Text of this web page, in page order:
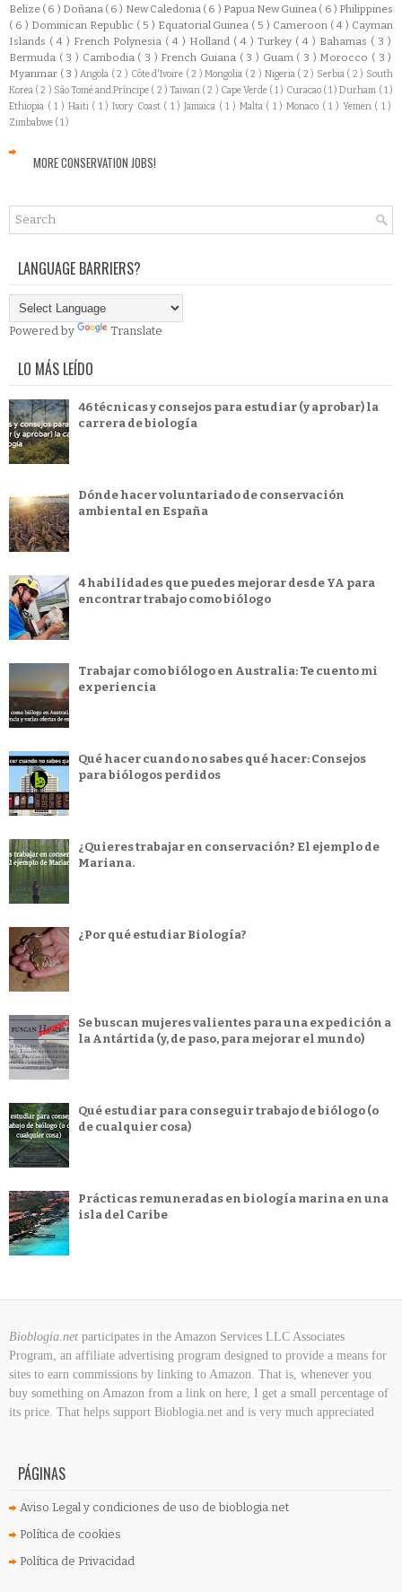
Belize ( 6 ) Doñana ( 6 ) New Caledonia ( 6 ) Papua New Guinea ( 6 ) Philippines
( 6 ) Dominican Republic ( 5 ) Equatorial Guinea ( 5 ) Cameroon ( 4 ) Cayman
Islands ( 4 ) French Polynesia ( 4 ) Holland ( 4 ) Turkey ( 4 ) Bahamas ( 3 )
Bermuda ( 3 ) Cambodia ( 3 ) French Guiana ( 3 ) Guam ( 3 ) Morocco ( 3 )
Myanmar ( 3 )Angola ( 2 ) Côte d'Ivoire ( 2 )Mongolia ( 2 ) Nigeria ( 2 ) Serbia ( 2 ) South
Korea ( 2 ) São Tomé and Príncipe ( 2 ) Taiwan ( 2 ) Cape Verde ( 1 ) Curacao ( 1 )Durham ( 1 )
Ethiopia ( 1 ) Haiti ( 1 ) Ivory Coast ( 1 )Jamaica ( 1 ) Malta ( 1 )Monaco ( 1 ) Yemen ( 1 )
Zimbabwe ( 1 )
MORE CONSERVATION JOBS!
LANGUAGE BARRIERS?
Powered by Translate
LO MÁS LEÍDO
46 técnicas y consejos para estudiar (y aprobar) la
carrera de biología
Dónde hacer voluntariado de conservación
ambiental en España
4 habilidades que puedes mejorar desde YA para
encontrar trabajo como biólogo
Trabajar como biólogo en Australia: Te cuento mi
experiencia
Qué hacer cuando no sabes qué hacer: Consejos
para biólogos perdidos
¿Quieres trabajar en conservación? El ejemplo de
Mariana.
¿Por qué estudiar Biología?
Se buscan mujeres valientes para una expedición a
la Antártida (y, de paso, para mejorar el mundo)
Qué estudiar para conseguir trabajo de biólogo (o
de cualquier cosa)
Prácticas remuneradas en biología marina en una
isla del Caribe
Bioblogia.net participates in the Amazon Services LLC Associates
Program, an affiliate advertising program designed to provide a means for
sites to earn commissions by linking to Amazon. That is, whenever you
buy something on Amazon from a link on here, I get a small percentage of
its price. That helps support Bioblogia.net and is very much appreciated
PÁGINAS
Aviso Legal y condiciones de uso de bioblogia.net
Política de cookies
Política de Privacidad